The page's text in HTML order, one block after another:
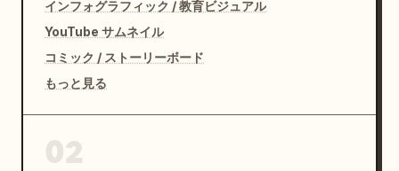
インフォグラフィック / 教育ビジュアル
YouTube サムネイル
コミック / ストーリーボード
もっと見る